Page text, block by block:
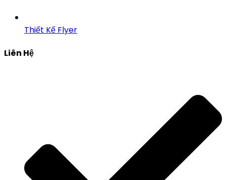
Thiết Kế Flyer
Liên Hệ